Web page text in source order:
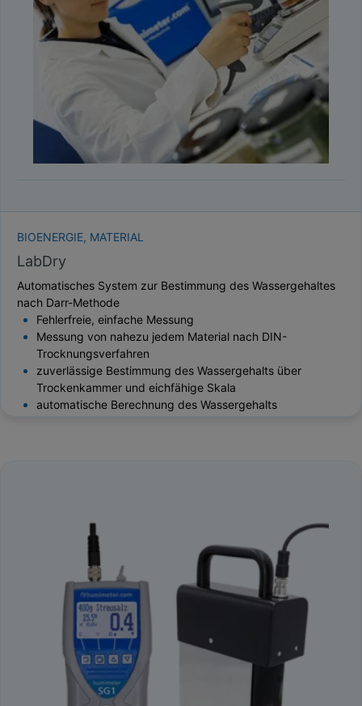
TAUPUNKT
SCHÜTTDICHTE
BIOENERGIE, MATERIAL
LabDry
Automatisches System zur Bestimmung des Wassergehaltes
nach Darr-Methode
Fehlerfreie, einfache Messung
Messung von nahezu jedem Material nach DIN-
Trocknungsverfahren
zuverlässige Bestimmung des Wassergehalts über
Trockenkammer und eichfähige Skala
automatische Berechnung des Wassergehalts